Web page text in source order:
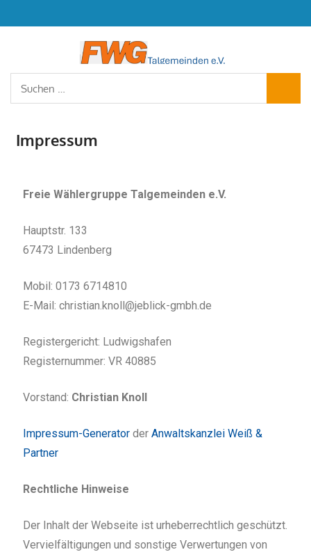
Impressum
Freie Wählergruppe Talgemeinden e.V.
Hauptstr. 133
67473 Lindenberg
Mobil: 0173 6714810
E-Mail: christian.knoll@jeblick-gmbh.de
Registergericht: Ludwigshafen
Registernummer: VR 40885
Vorstand: Christian Knoll
Impressum-Generatorder Anwaltskanzlei Weiß &
Partner
Rechtliche Hinweise
Der Inhalt der Webseite ist urheberrechtlich geschützt.
Vervielfältigungen und sonstige Verwertungen von